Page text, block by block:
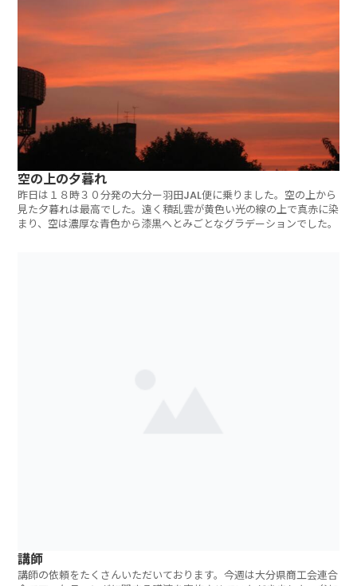
空の上の夕暮れ
昨日は１８時３０分発の大分ー羽田JAL便に乗りました。空の上から
見た夕暮れは最高でした。遠く積乱雲が黄色い光の線の上で真赤に染
まり、空は濃厚な青色から漆黒へとみごとなグラデーションでした。
講師
講師の依頼をたくさんいただいております。今週は大分県商工会連合